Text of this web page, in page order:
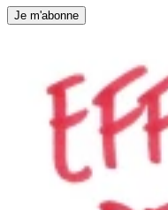
Je m'abonne